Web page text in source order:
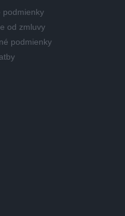
podmienky
od zmluvy
podmienky